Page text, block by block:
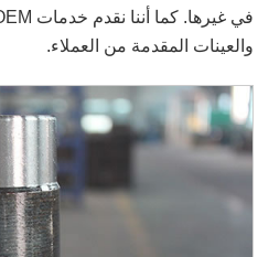
والعينات المقدمة من العملاء.